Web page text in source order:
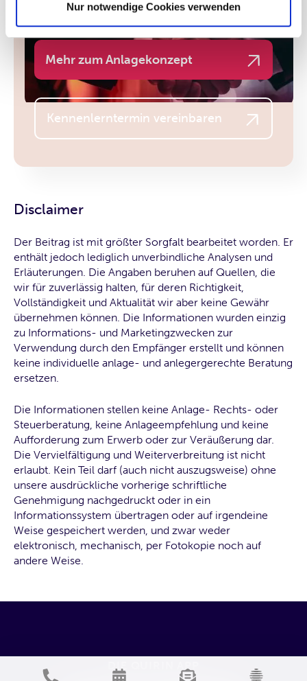
Nur notwendige Cookies verwenden
Vermögen aufbauen.
Mehr zum Anlagekonzept
Kennenlerntermin vereinbaren
Disclaimer
Der Beitrag ist mit größter Sorgfalt bearbeitet worden. Er
enthält jedoch lediglich unverbindliche Analysen und
Erläuterungen. Die Angaben beruhen auf Quellen, die
wir für zuverlässig halten, für deren Richtigkeit,
Vollständigkeit und Aktualität wir aber keine Gewähr
übernehmen können. Die Informationen wurden einzig
zu Informations- und Marketingzwecken zur
Verwendung durch den Empfänger erstellt und können
keine individuelle anlage- und anlegergerechte Beratung
ersetzen.
Die Informationen stellen keine Anlage- Rechts- oder
Steuerberatung, keine Anlageempfehlung und keine
Aufforderung zum Erwerb oder zur Veräußerung dar.
Die Vervielfältigung und Weiterverbreitung ist nicht
erlaubt. Kein Teil darf (auch nicht auszugsweise) ohne
unsere ausdrückliche vorherige schriftliche
Genehmigung nachgedruckt oder in ein
Informationssystem übertragen oder auf irgendeine
Weise gespeichert werden, und zwar weder
elektronisch, mechanisch, per Fotokopie noch auf
andere Weise.